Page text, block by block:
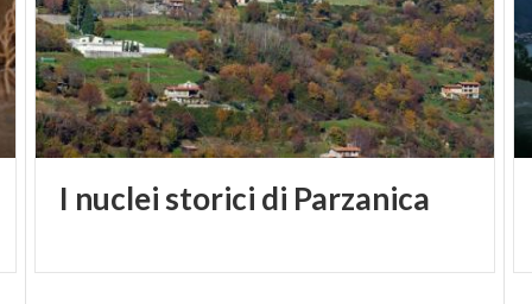
rispetto al centro, conserva ancora abitazioni in
pietra, in perfetto stile rustico.
I nuclei storici di Parzanica